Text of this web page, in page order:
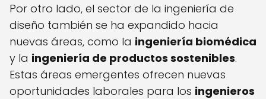
Por otro lado, el sector de la ingeniería de
diseño también se ha expandido hacia
nuevas áreas, como la ingeniería biomédica
y la ingeniería de productos sostenibles.
Estas áreas emergentes ofrecen nuevas
oportunidades laborales para los ingenieros